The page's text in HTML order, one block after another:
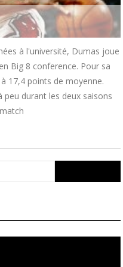
à l'université, Dumas joue
Big 8 conference. Pour sa
17,4 points de moyenne.
peu durant les deux saisons
for: